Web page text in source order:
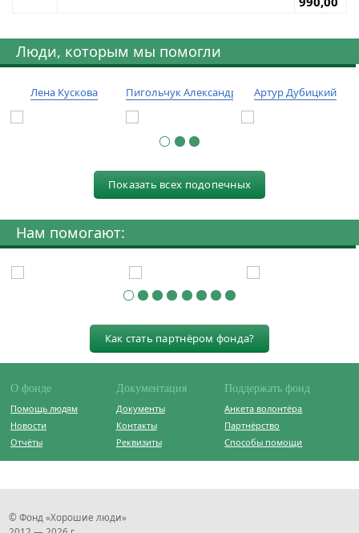
Люди, которым мы помогли
Лена Кускова Пигольчук Александр Артур Дубицкий
Показать всех подопечных
Нам помогают:
Как стать партнёром фонда?
О фонде
Помощь людям
Новости
Отчёты
Документация
Документы
Контакты
Реквизиты
Поддержать фонд
Анкета волонтёра
Партнёрство
Способы помощи
© Фонд «Хорошие люди»